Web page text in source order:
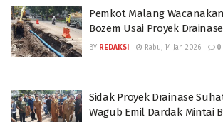
Pemkot Malang
Bozem Usai Proyek
BY REDAKSI Rabu, 14 Jan 2026 0
Sidak Proyek Drainase
Wagub Emil Dardak Mintai